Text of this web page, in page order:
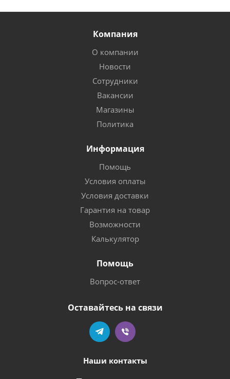
Компания
О компании
Новости
Сотрудники
Вакансии
Магазины
Политика
Информация
Помощь
Условия оплаты
Условия доставки
Гарантия на товар
Возможности
Калькулятор
Помощь
Вопрос-ответ
Оставайтесь на связи
Наши контакты